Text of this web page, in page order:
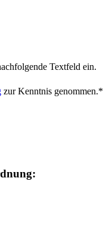
Textfeld ein.
zur Kenntnis genommen.*